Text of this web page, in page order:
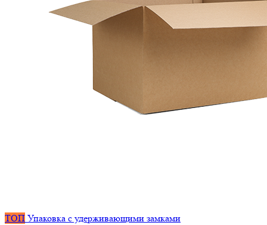
ТОП Упаковка с удерживающими замками